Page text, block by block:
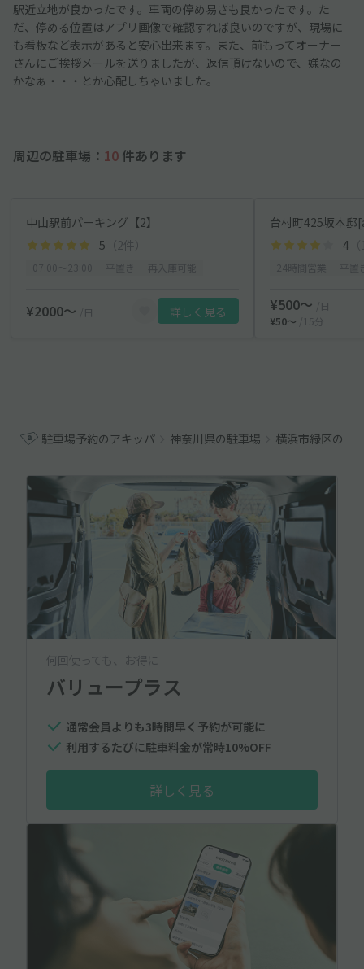
駅近立地が良かったです。車両の停め易さも良かったです。た
だ、停める位置はアプリ画像で確認すれば良いのですが、現場に
も看板など表示があると安心出来ます。また、前もってオーナー
さんにご挨拶メールを送りましたが、返信頂けないので、嫌なの
かなぁ・・・とか心配しちゃいました。
周辺の駐車場： 10 件あります
中山駅前パーキング【2】
5 （2件）
¥2000〜 /日 詳しく見る
台村町425坂本
4
¥500〜
/日
¥50〜
/15分
駐車場予約のアキッパ 神奈川県の駐車場 横浜市緑区の駐
何回使っても、お得に
バリュープラス
通常会員よりも3時間早く予約が可能に
利用するたびに駐車料金が常時10%OFF
詳しく見る